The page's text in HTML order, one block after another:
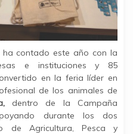
ha contado este año con la
e instituciones y 85
en la feria líder en
de los animales de
dentro de la Campaña
durante los dos
de Agricultura, Pesca y